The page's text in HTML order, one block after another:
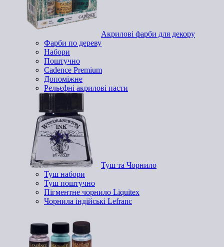
Акрилові фарби для декору
Фарби по дереву
Набори
Поштучно
Cadence Premium
Допоміжне
Рельєфні акрилові пасти
Туш та Чорнило
Туш набори
Туш поштучно
Пігментне чорнило Liquitex
Чорнила індійські Lefranc